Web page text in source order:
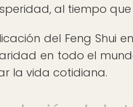
al tiempo
del Feng Shui
en todo el
la vida cotidiana.